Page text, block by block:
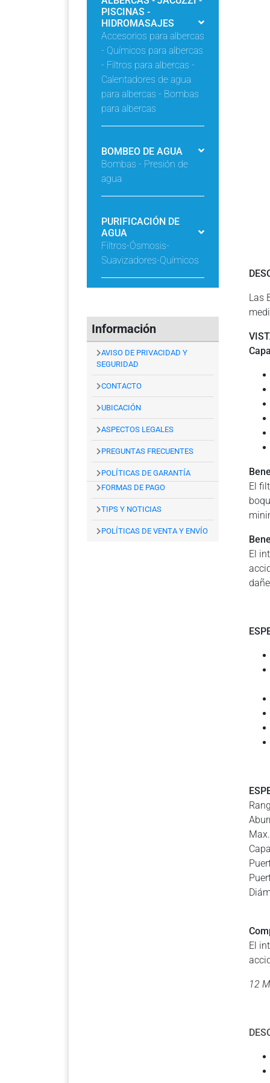
PISCINAS -
HIDROMASAJES
Accesorios para albercas
- Químicos para albercas
- Filtros para albercas -
Calentadores de agua
para albercas - Bombas
para albercas
BOMBEO DE AGUA
Bombas - Presión de
agua
PURIFICACIÓN DE
AGUA
Filtros-Ósmosis-
Suavizadores-Químicos
Información
AVISO DE PRIVACIDAD Y
SEGURIDAD
CONTACTO
UBICACIÓN
ASPECTOS LEGALES
PREGUNTAS FRECUENTES
POLÍTICAS DE GARANTÍA
FORMAS DE PAGO
TIPS Y NOTICIAS
POLÍTICAS DE VENTA Y ENVÍO
Las
El
El
El
12